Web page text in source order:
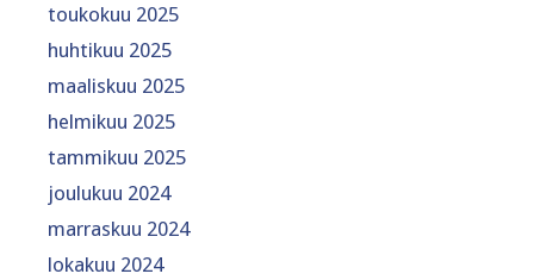
toukokuu 2025
huhtikuu 2025
maaliskuu 2025
helmikuu 2025
tammikuu 2025
joulukuu 2024
marraskuu 2024
lokakuu 2024